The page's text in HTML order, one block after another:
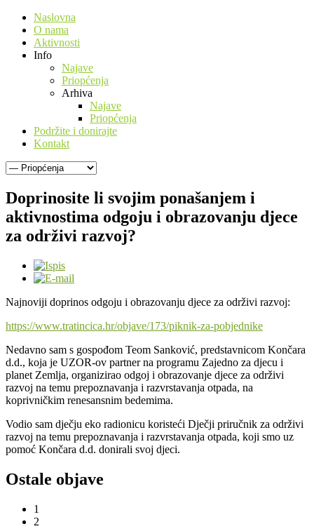
Naslovna
O nama
Aktivnosti
Info
Najave
Priopćenja
Arhiva
Najave
Priopćenja
Podržite i donirajte
Kontakt
Doprinosite li svojim ponašanjem i
aktivnostima odgoju i obrazovanju djece
za održivi razvoj?
Najnoviji doprinos odgoju i obrazovanju djece za održivi razvoj:
https://www.tratincica.hr/objave/173/piknik-za-pobjednike
Nedavno sam s gospođom Teom Sanković, predstavnicom Končara
d.d., koja je UZOR-ov partner na programu Zajedno za djecu i
planet Zemlja, organizirao odgoj i obrazovanje djece za održivi
razvoj na temu prepoznavanja i razvrstavanja otpada, na
koprivničkim renesansnim bedemima.
Vodio sam dječju eko radionicu koristeći Dječji priručnik za održivi
razvoj na temu prepoznavanja i razvrstavanja otpada, koji smo uz
pomoć Končara d.d. donirali svoj djeci.
Ostale objave
1
2